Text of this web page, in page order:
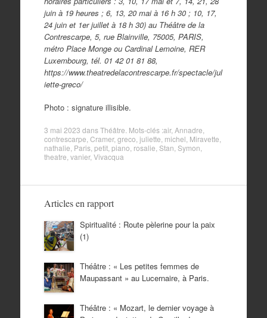
juin à 19 heures ; 6, 13, 20 mai à 16 h 30 ; 10, 17,
24 juin et 1er juillet à 18 h 30) au Théâtre de la
Contrescarpe, 5, rue Blainville, 75005, PARIS,
métro Place Monge ou Cardinal Lemoine, RER
Luxembourg, tél. 01 42 01 81 88,
https://www.theatredelacontrescarpe.fr/spectacle/jul
iette-greco/
Photo : signature illisible.
3 mai 2023 dansThéâtre . Mots-clés :air, Annadre
contrescarpe Cramer, greco juliette michel Miravette
nathalie Paris, petit, piano rosalie Stan Symon
theatre vanier, Vivacqua
Articles en rapport
Spiritualité : Route pèlerine pour la paix
(1)
Théâtre : « Les petites femmes de
Maupassant » au Lucernaire, à Paris.
Théâtre : « Mozart, le dernier voyage à